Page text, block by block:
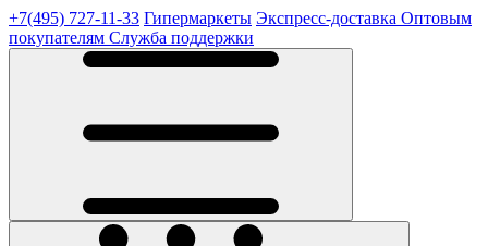
+7(495) 727-11-33 Гипермаркеты Экспресс-доставка Оптовым
покупателям Служба поддержки